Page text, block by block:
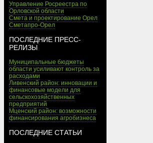
Управление Росреестра по
Орловской области
Смета и проектирование Орел
Сметапро-Орел
ПОСЛЕДНИЕ ПРЕСС-
РЕЛИЗЫ
Муниципальные бюджеты
области усиливают контроль за
расходами
Ливенский район: инновации и
финансовые модели для
сельскохозяйственных
предприятий
Мценский район: возможности
финансирования агробизнеса
ПОСЛЕДНИЕ СТАТЬИ